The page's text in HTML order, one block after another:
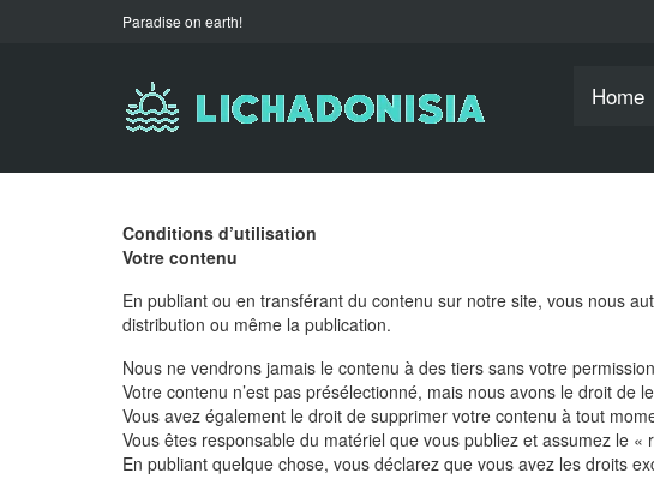
Paradise on earth!
Home
Conditions d’utilisation
Votre contenu
En publiant ou en transférant du contenu sur notre site, vous nous
distribution ou même la publication.
Nous ne vendrons jamais le contenu à des tiers sans votre
Votre contenu n’est pas présélectionné, mais nous avons le droit
Vous avez également le droit de supprimer votre contenu à tout
Vous êtes responsable du matériel que vous publiez et assumez le «
En publiant quelque chose, vous déclarez que vous avez les droits